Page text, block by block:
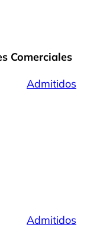
Comerciales
Admitidos
Admitidos